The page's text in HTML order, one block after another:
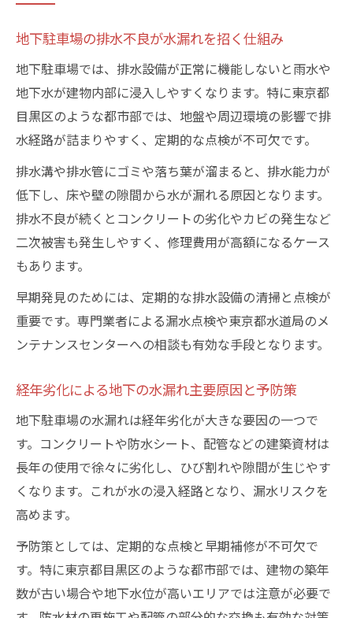
地下駐車場の排水不良が水漏れを招く仕組み
地下駐車場では、排水設備が正常に機能しないと雨水や
地下水が建物内部に浸入しやすくなります。特に東京都
目黒区のような都市部では、地盤や周辺環境の影響で排
水経路が詰まりやすく、定期的な点検が不可欠です。
排水溝や排水管にゴミや落ち葉が溜まると、排水能力が
低下し、床や壁の隙間から水が漏れる原因となります。
排水不良が続くとコンクリートの劣化やカビの発生など
二次被害も発生しやすく、修理費用が高額になるケース
もあります。
早期発見のためには、定期的な排水設備の清掃と点検が
重要です。専門業者による漏水点検や東京都水道局のメ
ンテナンスセンターへの相談も有効な手段となります。
経年劣化による地下の水漏れ主要原因と予防策
地下駐車場の水漏れは経年劣化が大きな要因の一つで
す。コンクリートや防水シート、配管などの建築資材は
長年の使用で徐々に劣化し、ひび割れや隙間が生じやす
くなります。これが水の浸入経路となり、漏水リスクを
高めます。
予防策としては、定期的な点検と早期補修が不可欠で
す。特に東京都目黒区のような都市部では、建物の築年
数が古い場合や地下水位が高いエリアでは注意が必要で